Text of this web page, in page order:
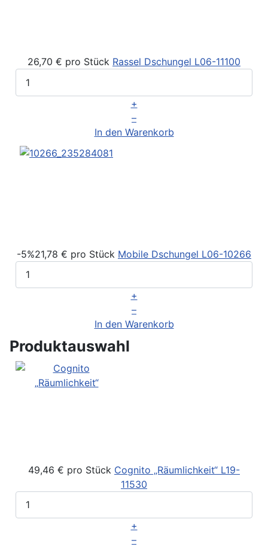
26,70 € pro Stück Rassel Dschungel L06-11100
+
–
In den Warenkorb
-5%21,78 € pro Stück Mobile Dschungel L06-10266
+
–
In den Warenkorb
Produktauswahl
49,46 € pro Stück Cognito „Räumlichkeit“ L19-
11530
+
–